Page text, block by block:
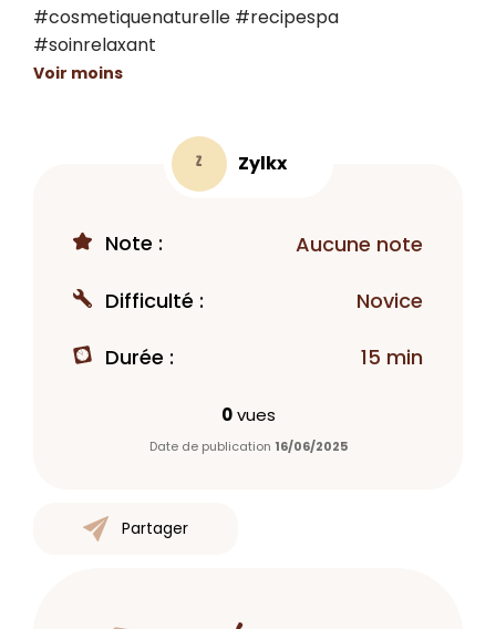
#cosmetiquenaturelle #recipespa
#soinrelaxant
Voir moins
Z Zylkx
Note : Aucune note
Difficulté : Novice
Durée : 15 min
0vues
Date de publication 16/06/2025
Partager